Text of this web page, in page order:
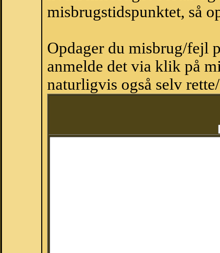
misbrugstidspunktet, så
Opdager du misbrug/fejl
anmelde det via klik på
naturligvis også selv